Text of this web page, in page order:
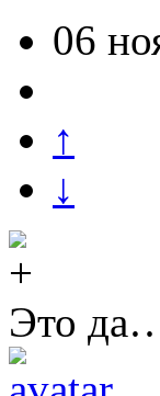
06
↑
↓
Это